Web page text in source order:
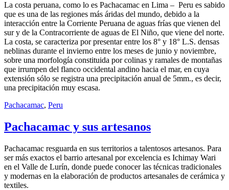
La costa peruana, como lo es Pachacamac en Lima – Peru es sabido
que es una de las regiones más áridas del mundo, debido a la
interacción entre la Corriente Peruana de aguas frías que vienen del
sur y de la Contracorriente de aguas de El Niño, que viene del norte.
La costa, se caracteriza por presentar entre los 8° y 18° L.S. densas
neblinas durante el invierno entre los meses de junio y noviembre,
sobre una morfología constituida por colinas y ramales de montañas
que irrumpen del flanco occidental andino hacia el mar, en cuya
extensión sólo se registra una precipitación anual de 5mm., es decir,
una precipitación muy escasa.
Pachacamac, Peru
Pachacamac y sus artesanos
Pachacamac resguarda en sus territorios a talentosos artesanos. Para
ser más exactos el barrio artesanal por excelencia es Ichimay Wari
en el Valle de Lurín, donde puede conocer las técnicas tradicionales
y modernas en la elaboración de productos artesanales de cerámica y
textiles.